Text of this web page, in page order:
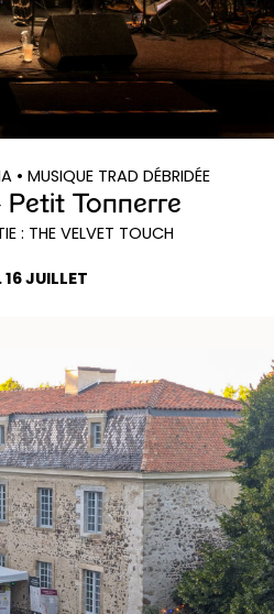
• MUSIQUE TRAD DÉBRIDÉE
Petit Tonnerre
: THE VELVET TOUCH
16 JUILLET